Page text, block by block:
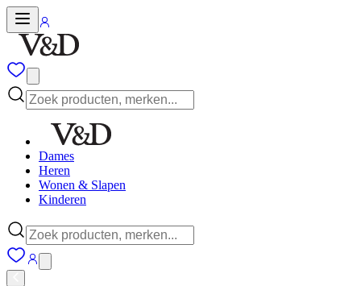
Dames
Heren
Wonen & Slapen
Kinderen